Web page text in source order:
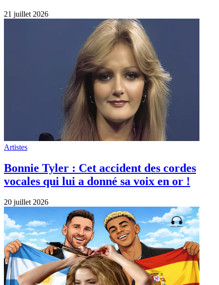
21 juillet 2026
Artistes
Bonnie Tyler : Cet accident des cordes
vocales qui lui a donné sa voix en or !
20 juillet 2026